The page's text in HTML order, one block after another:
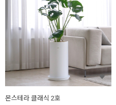
몬스테라 클래식 2호